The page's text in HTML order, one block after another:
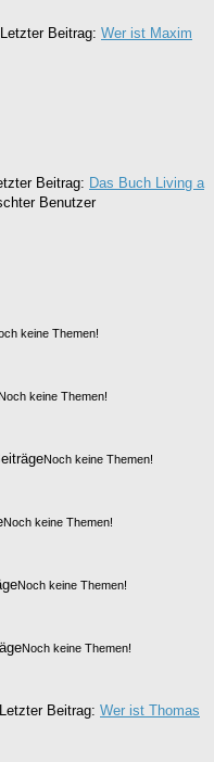
Letzter Beitrag: Wer ist Maxim
Beitrag: Das Buch Living a
Benutzer
keine Themen!
Noch keine Themen!
Noch keine Themen!
Noch keine Themen!
Noch keine Themen!
Noch keine Themen!
Letzter Beitrag: Wer ist Thomas